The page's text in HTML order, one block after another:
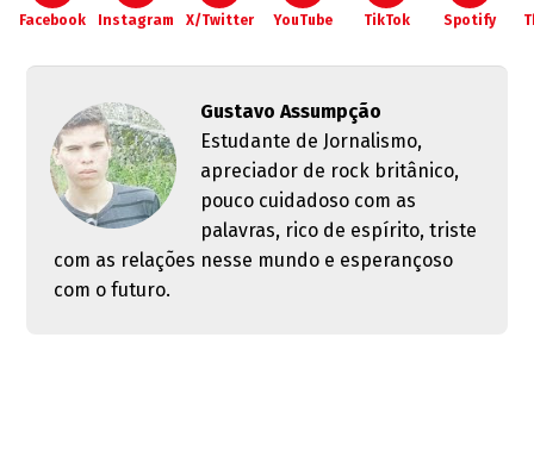
Facebook Instagram X/Twitter YouTube TikTok Spotify
Gustavo Assumpção
Estudante de Jornalismo,
apreciador de rock britânico,
pouco cuidadoso com as
palavras, rico de espírito, triste
com as relações nesse mundo e esperançoso
com o futuro.